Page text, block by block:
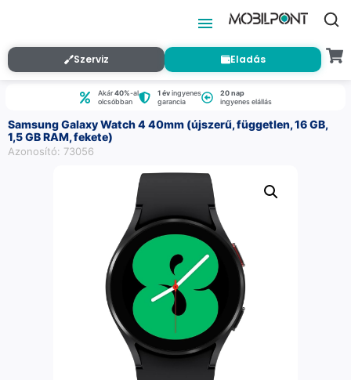
Szerviz Eladás
Akár40%-al
olcsóbban
1 évingyenes
garancia
20 nap
ingyenes elállás
Samsung Galaxy Watch 4 40mm (újszerű, független, 16 GB,
1,5 GB RAM, fekete)
Azonosító: 73056